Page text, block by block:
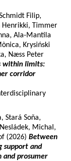
Filip,
Henrikki, Timmer
Ala-Mantila
Krysiński
Næss Peter
within limits:
corridor
Stará Soňa,
Michal,
(2026) Between
support and
and prosumer